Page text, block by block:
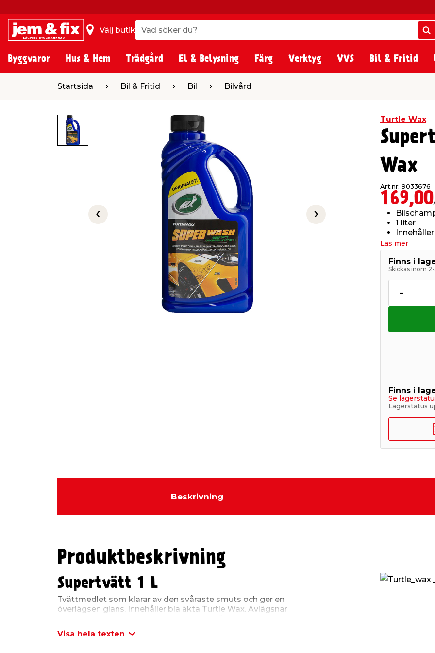
Välj butik Vad söker du?
Vad söker du?
Byggvaror Hus & Hem Trädgård El & Belysning Färg Verktyg VVS Bil & Fritid
Bil & Fritid Bil Bilvård
Startsida Bil & Fritid Bil Bilvård
Previous slide Next slide
Turtle Wax
Wax
Art.nr: 9033676
169,00
1 liter
Läs mer
Finns i
Skickas inom
-
Finns i
Se
Lagerstatus
Beskrivning
Produktbeskrivning
Supertvätt 1 L
Tvättmedlet som klarar av den svåraste smuts och ger en
överlägsen glans. Innehåller bla äkta Turtle Wax. Avlägsnar
Visa hela texten